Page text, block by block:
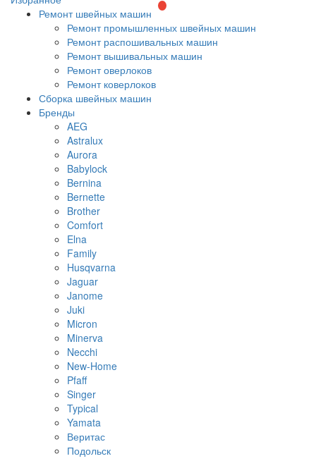
Ремонт швейных машин
Ремонт промышленных швейных машин
Ремонт распошивальных машин
Ремонт вышивальных машин
Ремонт оверлоков
Ремонт коверлоков
Сборка швейных машин
Бренды
AEG
Astralux
Aurora
Babylock
Bernina
Bernette
Brother
Comfort
Elna
Family
Husqvarna
Jaguar
Janome
Juki
Micron
Minerva
Necchi
New-Home
Pfaff
Singer
Typical
Yamata
Веритас
Подольск